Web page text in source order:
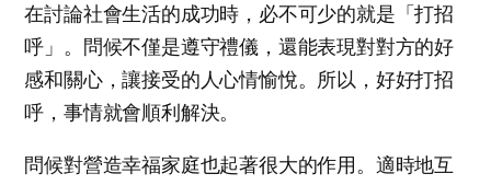
在討論社會生活的成功時，必不可少的就是「打招
呼」。問候不僅是遵守禮儀，還能表現對對方的好
感和關心，讓接受的人心情愉悅。所以，好好打招
呼，事情就會順利解決。
問候對營造幸福家庭也起著很大的作用。適時地互